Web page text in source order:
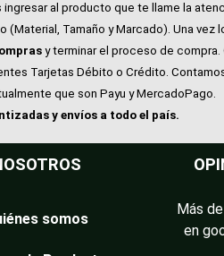
ingresar al producto que te llame la
(Material, Tamaño y Marcado). Una vez
y terminar el proceso de
Tarjetas Débito o Crédito.
que son Payu y MercadoPago.
y envíos a todo el país.
somos
Más
en